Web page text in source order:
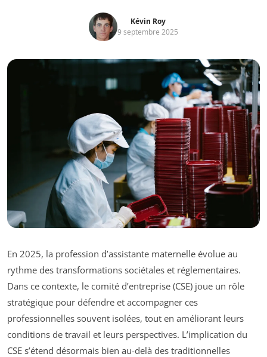
Kévin Roy
9 septembre 2025
En 2025, la profession d’assistante maternelle évolue au
rythme des transformations sociétales et réglementaires.
Dans ce contexte, le comité d’entreprise (CSE) joue un rôle
stratégique pour défendre et accompagner ces
professionnelles souvent isolées, tout en améliorant leurs
conditions de travail et leurs perspectives. L’implication du
CSE s’étend désormais bien au-delà des traditionnelles